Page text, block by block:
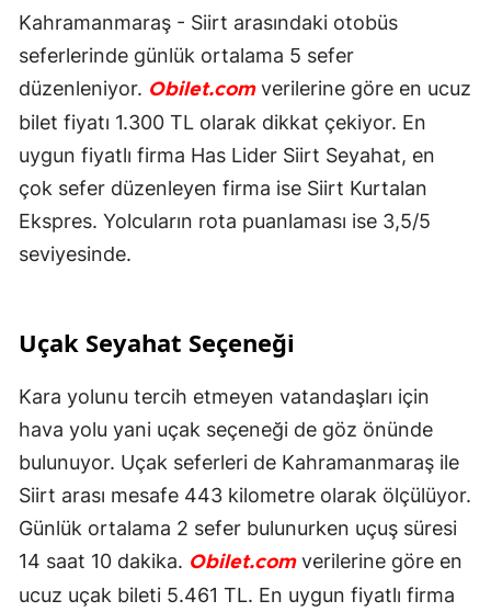
Kahramanmaraş - Siirt arasındaki otobüs
seferlerinde günlük ortalama 5 sefer
düzenleniyor. Obilet.comverilerine göre en ucuz
bilet fiyatı 1.300 TL olarak dikkat çekiyor. En
uygun fiyatlı firma Has Lider Siirt Seyahat, en
çok sefer düzenleyen firma ise Siirt Kurtalan
Ekspres. Yolcuların rota puanlaması ise 3,5/5
seviyesinde.
Uçak Seyahat Seçeneği
Kara yolunu tercih etmeyen vatandaşları için
hava yolu yani uçak seçeneği de göz önünde
bulunuyor. Uçak seferleri de Kahramanmaraş ile
Siirt arası mesafe 443 kilometre olarak ölçülüyor.
Günlük ortalama 2 sefer bulunurken uçuş süresi
14 saat 10 dakika. Obilet.comverilerine göre en
ucuz uçak bileti 5.461 TL. En uygun fiyatlı firma